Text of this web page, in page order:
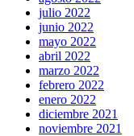
julio 2022
junio 2022
mayo 2022
abril 2022
marzo 2022
febrero 2022
enero 2022
diciembre 2021
noviembre 2021